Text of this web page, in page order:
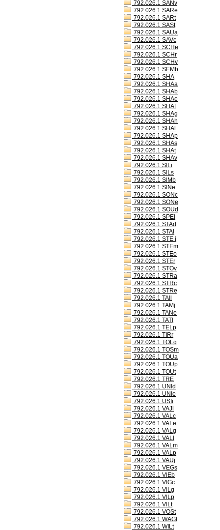
792.026.1 SANv
792.026.1 SARe
792.026.1 SARt
792.026.1 SASt
792.026.1 SAUa
792.026.1 SAVc
792.026.1 SCHe
792.026.1 SCHr
792.026.1 SCHv
792.026.1 SEMb
792.026.1 SHA
792.026.1 SHAa
792.026.1 SHAb
792.026.1 SHAe
792.026.1 SHAf
792.026.1 SHAg
792.026.1 SHAh
792.026.1 SHAl
792.026.1 SHAp
792.026.1 SHAs
792.026.1 SHAt
792.026.1 SHAv
792.026.1 SILi
792.026.1 SILs
792.026.1 SIMb
792.026.1 SINe
792.026.1 SONc
792.026.1 SONe
792.026.1 SOUd
792.026.1 SPEl
792.026.1 STAd
792.026.1 STAl
792.026.1 STE i
792.026.1 STEm
792.026.1 STEo
792.026.1 STEr
792.026.1 STOv
792.026.1 STRa
792.026.1 STRc
792.026.1 STRe
792.026.1 TAIl
792.026.1 TAMj
792.026.1 TANe
792.026.1 TATl
792.026.1 TELp
792.026.1 TIRr
792.026.1 TOLq
792.026.1 TOSm
792.026.1 TOUa
792.026.1 TOUp
792.026.1 TOUt
792.026.1 TRE
792.026.1 UNId
792.026.1 UNIe
792.026.1 USIi
792.026.1 VAJl
792.026.1 VALc
792.026.1 VALe
792.026.1 VALg
792.026.1 VALl
792.026.1 VALm
792.026.1 VALp
792.026.1 VAUj
792.026.1 VEGs
792.026.1 VIEb
792.026.1 VIGc
792.026.1 VILg
792.026.1 VILp
792.026.1 VILt
792.026.1 VOSt
792.026.1 WAGl
792.026.1 WILt